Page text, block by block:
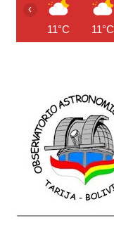
11°C 11°C
‹